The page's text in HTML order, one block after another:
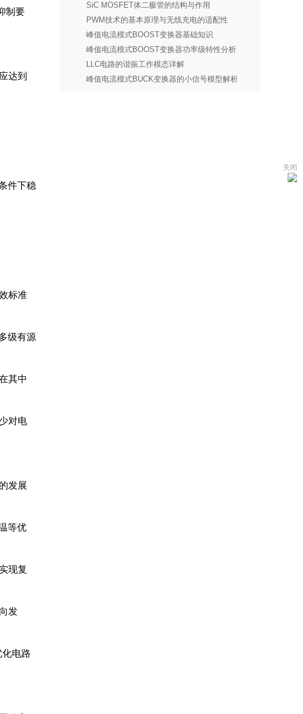
制要
达到
件下稳
标准
级有源
其中
对电
发展
等优
现复
发
电路
SiC MOSFET体二极管的结构与作用
PWM技术的基本原理与无线充电的适配性
峰值电流模式BOOST变换器基础知识
峰值电流模式BOOST变换器功率级特性分析
LLC电路的谐振工作模态详解
峰值电流模式BUCK变换器的小信号模型解析
关闭